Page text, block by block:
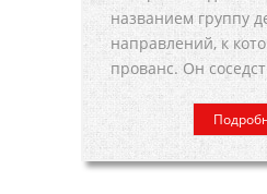
названием группу
направлений, к
прованс. Он